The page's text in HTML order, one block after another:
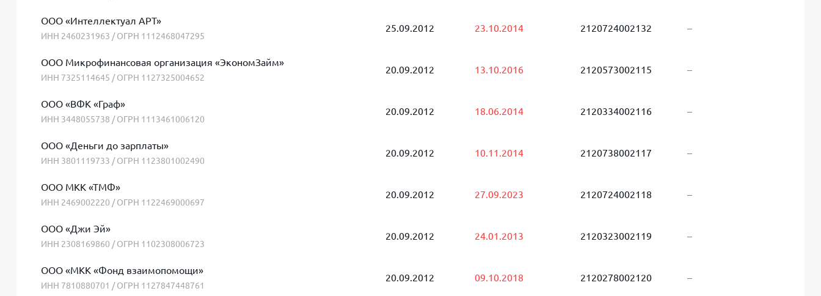
ООО «Интеллектуал АРТ»
ИНН 2460231963 / ОГРН 1112468047295
25.09.2012 23.10.2014 2120724002132 –
ООО Микрофинансовая организация «ЭкономЗайм»
ИНН 7325114645 / ОГРН 1127325004652
20.09.2012 13.10.2016 2120573002115 –
ООО «ВФК «Граф»
ИНН 3448055738 / ОГРН 1113461006120
20.09.2012 18.06.2014 2120334002116 –
ООО «Деньги до зарплаты»
ИНН 3801119733 / ОГРН 1123801002490
20.09.2012 10.11.2014 2120738002117 –
ООО МКК «ТМФ»
ИНН 2469002220 / ОГРН 1122469000697
20.09.2012 27.09.2023 2120724002118 –
ООО «Джи Эй»
ИНН 2308169860 / ОГРН 1102308006723
20.09.2012 24.01.2013 2120323002119 –
ООО «МКК «Фонд взаимопомощи»
ИНН 7810880701 / ОГРН 1127847448761
20.09.2012 09.10.2018 2120278002120 –